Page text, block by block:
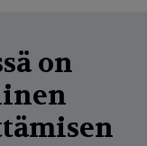
n
n
a
on